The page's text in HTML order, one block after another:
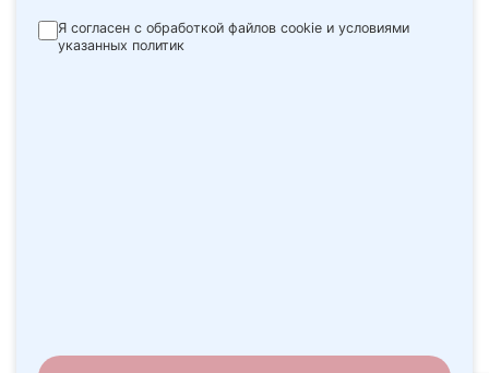
Я согласен с обработкой файлов cookie и условиями
указанных политик